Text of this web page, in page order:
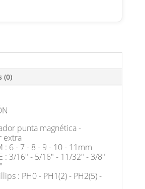
(0)
punta magnética -
extra
: 6 - 7 - 8 - 9 - 10 - 11mm
: 3/16" - 5/16" - 11/32" - 3/8"
: PH0 - PH1(2) - PH2(5) -